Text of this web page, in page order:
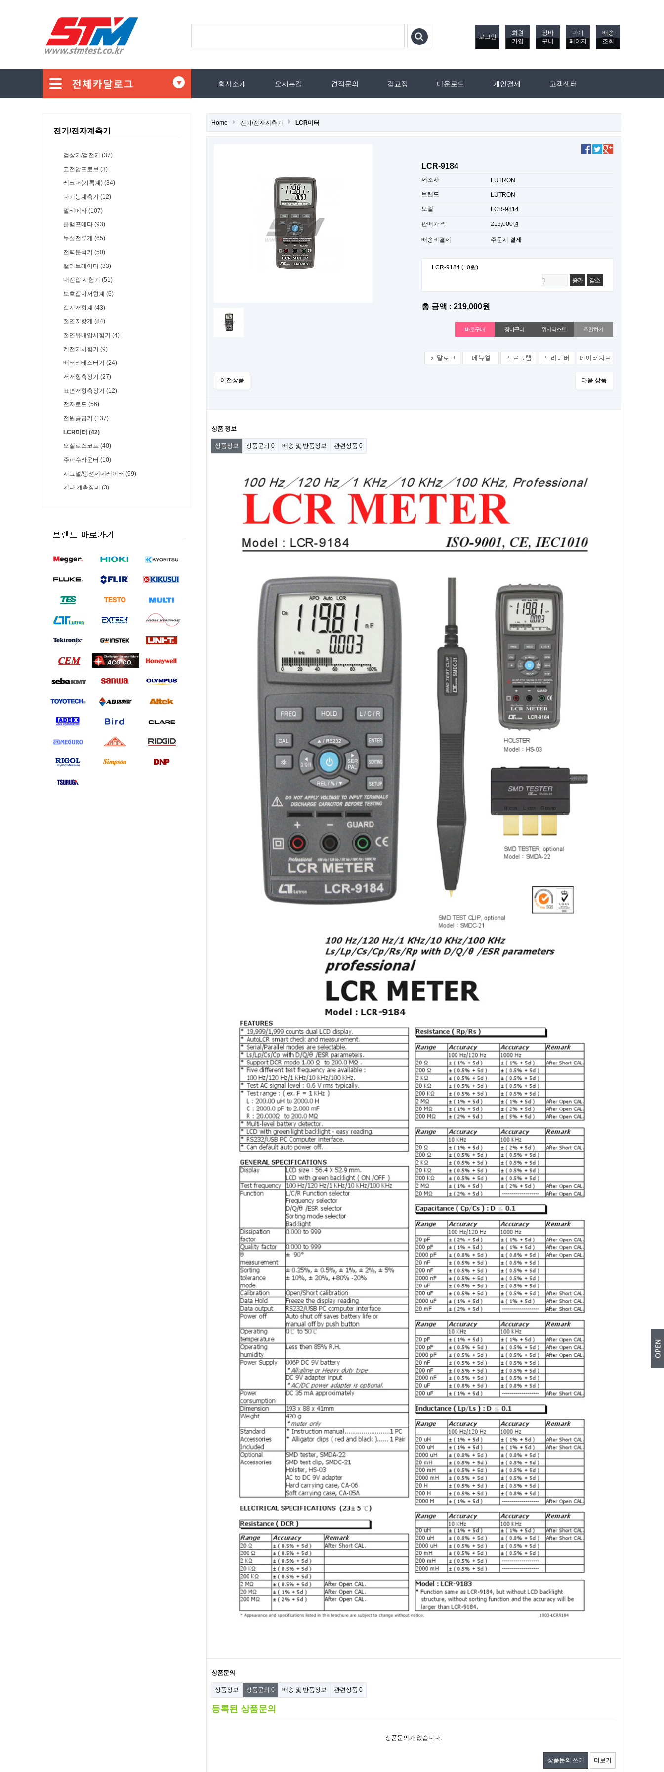
로그인
회원
가입
장바
구니
마이
페이지
배송
조회
회사소개 오시는길 견적문의 검교정 다운로드 개인결제 고객센터
전기/전자계측기
검상기/검전기 (37)
고전압프로브 (3)
레코더(기록계) (34)
다기능계측기 (12)
멀티메타 (107)
클램프메타 (93)
누설전류계 (65)
전력분석기 (50)
캘리브레이터 (33)
내전압 시험기 (51)
보호접지저항계 (6)
접지저항계 (43)
절연저항계 (84)
절연유내압시험기 (4)
계전기시험기 (9)
배터리테스터기 (24)
저저항측정기 (27)
표면저항측정기 (12)
전자로드 (56)
전원공급기 (137)
LCR미터 (42)
오실로스코프 (40)
주파수카운터 (10)
시그널/펑션제네레이터 (59)
기타 계측장비 (3)
Home 전기/전자계측기 LCR미터
LCR-9184
제조사
LUTRON
브랜드
LUTRON
모델
LCR-9814
판매가격 219,000원
배송비결제 주문시 결제
LCR-9184 (+0원)
증가
감소
총 금액 : 219,000원
위시리스트 추천하기
이전상품 다음 상품
상품 정보
상품정보 상품문의 0 배송 및 반품정보 관련상품 0
상품문의
상품정보 상품문의 0 배송 및 반품정보 관련상품 0
등록된 상품문의
상품문의가 없습니다.
상품문의 쓰기 더보기